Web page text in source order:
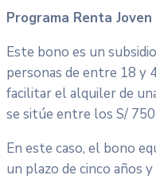
Programa Renta Joven
Este bono es un
personas de entre 18 y
facilitar el alquiler de
se sitúe entre los S/ 750
En este caso, el bono
un plazo de cinco años